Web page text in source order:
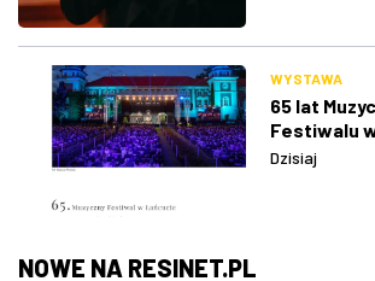
WYSTAWA
65 lat
Festiwalu
Dzisiaj
NOWE NA RESINET.PL